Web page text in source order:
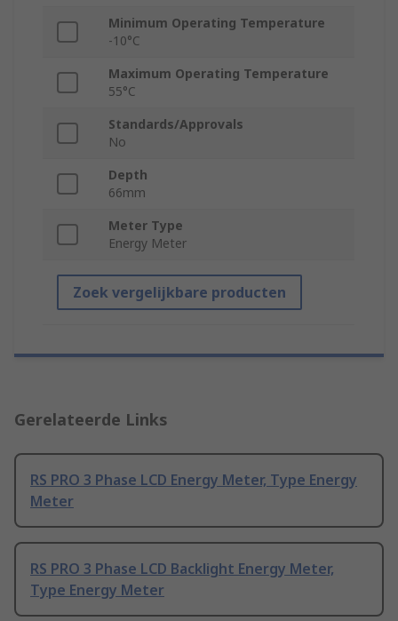
Minimum Operating Temperature
-10°C
Maximum Operating Temperature
55°C
Standards/Approvals
No
Depth
66mm
Meter Type
Energy Meter
Zoek vergelijkbare producten
Gerelateerde Links
RS PRO 3 Phase LCD Energy Meter, Type Energy
Meter
RS PRO 3 Phase LCD Backlight Energy Meter,
Type Energy Meter